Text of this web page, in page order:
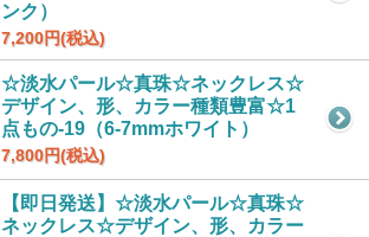
ンク）
7,200円(税込)
☆淡水パール☆真珠☆ネックレス☆
デザイン、形、カラー種類豊富☆1
点もの-19（6-7mmホワイト）
7,800円(税込)
【即日発送】☆淡水パール☆真珠☆
ネックレス☆デザイン、形、カラー